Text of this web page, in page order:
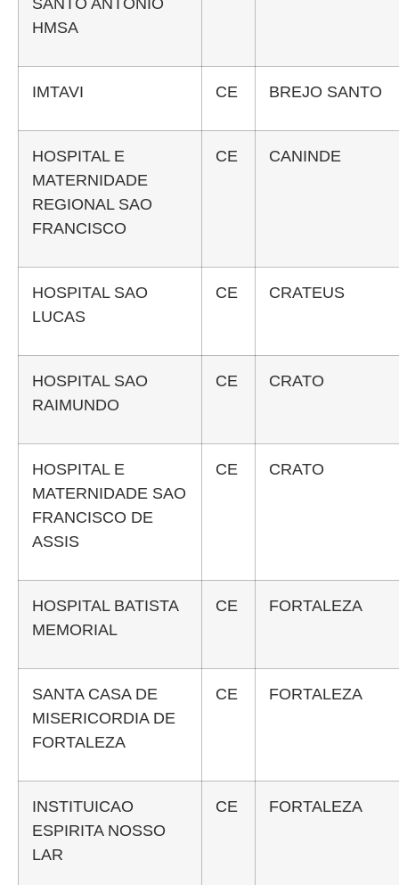
SANTO ANTONIO
HMSA
IMTAVI CE BREJO SANTO
HOSPITAL E
MATERNIDADE
REGIONAL SAO
FRANCISCO
CE CANINDE
HOSPITAL SAO
LUCAS
CE CRATEUS
HOSPITAL SAO
RAIMUNDO
CE CRATO
HOSPITAL E
MATERNIDADE SAO
FRANCISCO DE
ASSIS
CE CRATO
HOSPITAL BATISTA
MEMORIAL
CE FORTALEZA
SANTA CASA DE
MISERICORDIA DE
FORTALEZA
CE FORTALEZA
INSTITUICAO
ESPIRITA NOSSO
LAR
CE FORTALEZA